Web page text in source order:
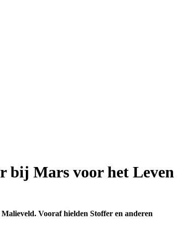
bij Mars voor het Leven
Vooraf hielden Stoffer en anderen